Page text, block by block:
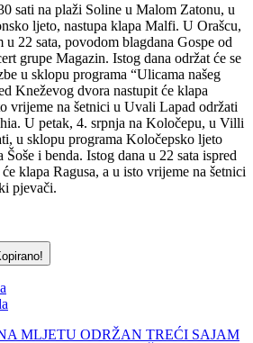
sati na plaži Soline u Malom Zatonu, u
ljeto, nastupa klapa Malfi. U Orašcu,
u 22 sata, povodom blagdana Gospe od
grupe Magazin. Istog dana održat će se
u sklopu programa “Ulicama našeg
Kneževog dvora nastupit će klapa
vrijeme na šetnici u Uvali Lapad održati
U petak, 4. srpnja na Koločepu, u Villi
u sklopu programa Koločepsko ljeto
i benda. Istog dana u 22 sata ispred
klapa Ragusa, a u isto vrijeme na šetnici
pjevači.
NA MLJETU ODRŽAN TREĆI SAJAM